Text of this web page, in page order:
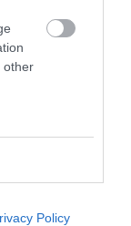
other
Policy